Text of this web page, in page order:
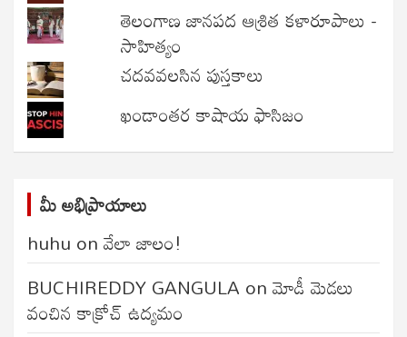
తెలంగాణ జానపద ఆశ్రిత కళారూపాలు -
సాహిత్యం
చదవవలసిన పుస్తకాలు
ఖండాంతర కాషాయ ఫాసిజం
మీ అభిప్రాయాలు
huhu onవేలా జాలం!
BUCHIREDDY GANGULA onమోడీ మెడలు
వంచిన కాక్రోచ్ ఉద్యమం